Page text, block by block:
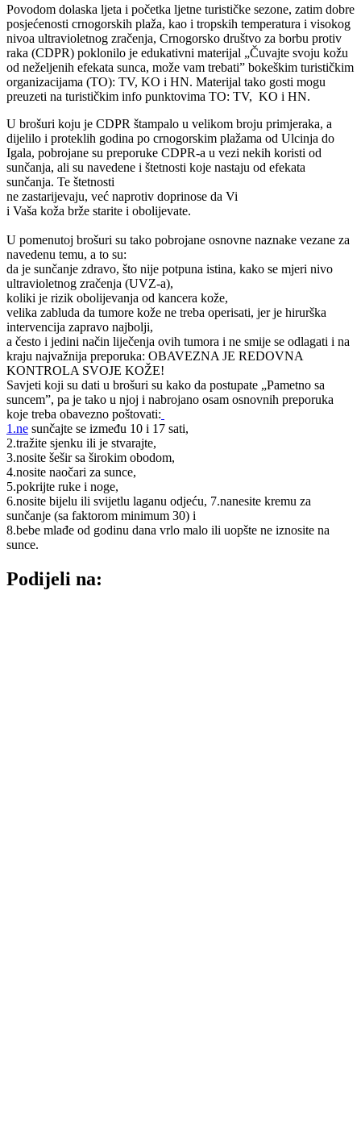
Povodom dolaska ljeta i početka ljetne turističke sezone, zatim dobre
posjećenosti crnogorskih plaža, kao i tropskih temperatura i visokog
nivoa ultravioletnog zračenja, Crnogorsko društvo za borbu protiv
raka (CDPR) poklonilo je edukativni materijal „Čuvajte svoju kožu
od neželjenih efekata sunca, može vam trebati” bokeškim turističkim
organizacijama (TO): TV, KO i HN. Materijal tako gosti mogu
preuzeti na turističkim info punktovima TO: TV, KO i HN.
U brošuri koju je CDPR štampalo u velikom broju primjeraka, a
dijelilo i proteklih godina po crnogorskim plažama od Ulcinja do
Igala, pobrojane su preporuke CDPR-a u vezi nekih koristi od
sunčanja, ali su navedene i štetnosti koje nastaju od efekata
sunčanja. Te štetnosti
ne zastarijevaju, već naprotiv doprinose da Vi
i Vaša koža brže starite i obolijevate.
U pomenutoj brošuri su tako pobrojane osnovne naznake vezane za
navedenu temu, a to su:
da je sunčanje zdravo, što nije potpuna istina, kako se mjeri nivo
ultravioletnog zračenja (UVZ-a),
koliki je rizik obolijevanja od kancera kože,
velika zabluda da tumore kože ne treba operisati, jer je hirurška
intervencija zapravo najbolji,
a često i jedini način liječenja ovih tumora i ne smije se odlagati i na
kraju najvažnija preporuka: OBAVEZNA JE REDOVNA
KONTROLA SVOJE KOŽE!
Savjeti koji su dati u brošuri su kako da postupate „Pametno sa
suncem”, pa je tako u njoj i nabrojano osam osnovnih preporuka
koje treba obavezno poštovati:
1.ne sunčajte se između 10 i 17 sati,
2.tražite sjenku ili je stvarajte,
3.nosite šešir sa širokim obodom,
4.nosite naočari za sunce,
5.pokrijte ruke i noge,
6.nosite bijelu ili svijetlu laganu odjeću, 7.nanesite kremu za
sunčanje (sa faktorom minimum 30) i
8.bebe mlađe od godinu dana vrlo malo ili uopšte ne iznosite na
sunce.
Podijeli na: